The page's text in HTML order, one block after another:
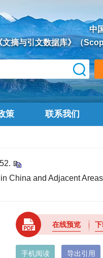
中
文摘与引文数据库》（
策 联系我们
China and Adjacent
在线预览
手机阅读 导出引用